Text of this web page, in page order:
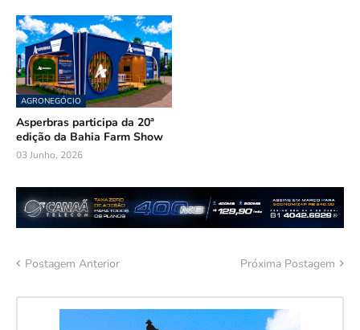
AGRONEGÓCIO
Asperbras participa da 20ª
edição da Bahia Farm Show
03 Junho, 2026
Postagem Anterior Próxima Postagem